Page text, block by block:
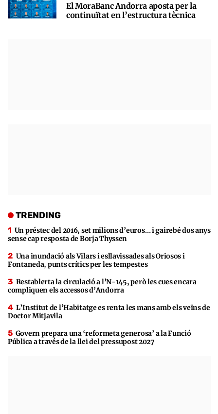
El MoraBanc Andorra aposta per la
continuïtat en l’estructura tècnica
TRENDING
Un préstec del 2016, set milions d’euros… i gairebé dos anys
sense cap resposta de Borja Thyssen
Una inundació als Vilars i esllavissades als Oriosos i
Fontaneda, punts crítics per les tempestes
Restablerta la circulació a l’N-145, però les cues encara
compliquen els accessos d’Andorra
L’Institut de l’Habitatge es renta les mans amb els veïns de
Doctor Mitjavila
Govern prepara una ‘reformeta generosa’ a la Funció
Pública a través de la llei del pressupost 2027